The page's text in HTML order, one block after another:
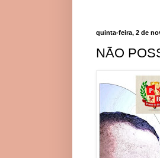
quinta-feira, 2 de
NÃO